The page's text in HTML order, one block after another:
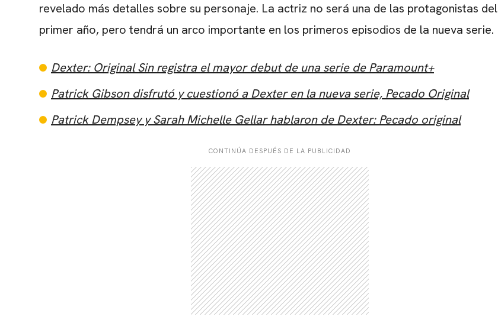
revelado más detalles sobre su personaje. La actriz no será una de las protagonistas del
primer año, pero tendrá un arco importante en los primeros episodios de la nueva serie.
Dexter: Original Sin registra el mayor debut de una serie de Paramount+
Patrick Gibson disfrutó y cuestionó a Dexter en la nueva serie, Pecado Original
Patrick Dempsey y Sarah Michelle Gellar hablaron de Dexter: Pecado original
CONTINÚA DESPUÉS DE LA PUBLICIDAD
CARREGANDO PUBLICIDADE